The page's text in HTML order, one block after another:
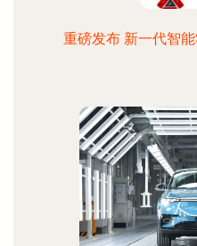
重磅发布 新一代智